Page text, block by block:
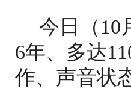
今日（10
6年、多达
作、声音状